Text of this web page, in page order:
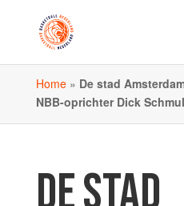
Home» De stad
NBB-oprichter Dick
DE STAD